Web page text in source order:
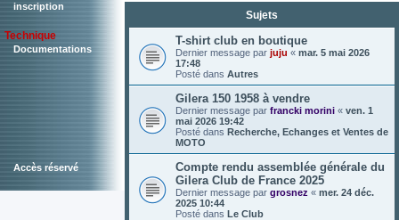
inscription
Technique
Documentations
Accès réservé
Sujets
T-shirt club en boutique
Dernier message par juju « mar. 5 mai 2026
17:48
Posté dans Autres
Gilera 150 1958 à vendre
Dernier message par francki morini « ven. 1
mai 2026 19:42
Posté dans Recherche, Echanges et Ventes de
MOTO
Compte rendu assemblée générale du
Gilera Club de France 2025
Dernier message par grosnez « mer. 24 déc.
2025 10:44
Posté dans Le Club